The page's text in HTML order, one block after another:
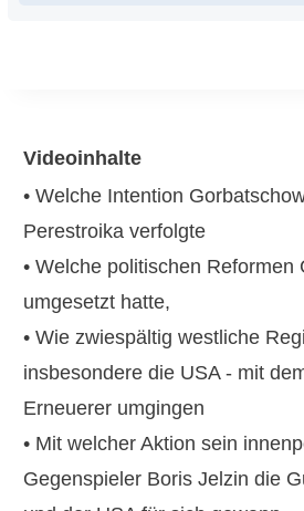
Videoinhalte
• Welche Intention
Perestroika verfolgte
• Welche politischen Reformen
umgesetzt hatte,
• Wie zwiespältig westliche
insbesondere die USA - mit
Erneuerer umgingen
• Mit welcher Aktion sein
Gegenspieler Boris Jelzin die